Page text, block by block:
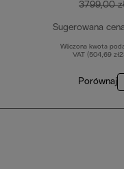
3799,00
Sugerowana
Wliczona kwota
VAT (504,69
Porównaj